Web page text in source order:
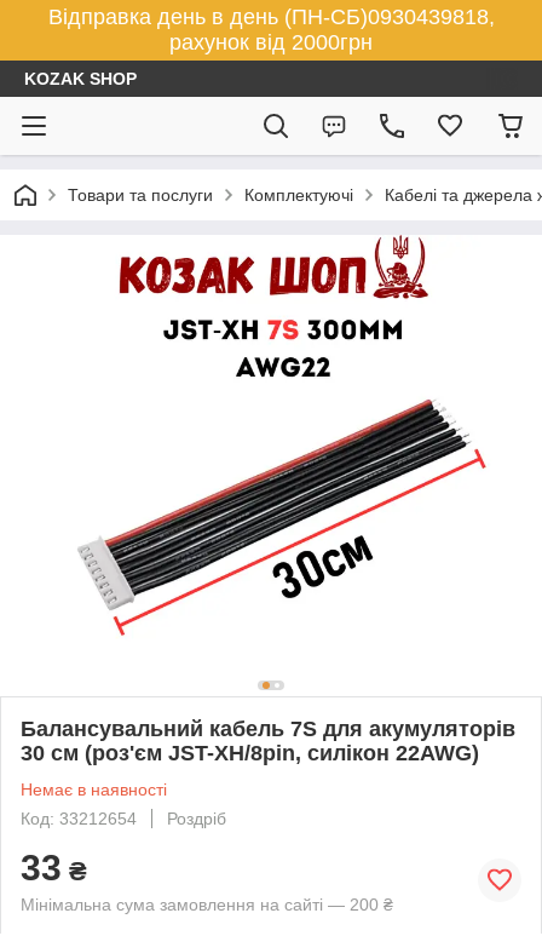
Відправка день в день (ПН-СБ)0930439818,
рахунок від 2000грн
KOZAK SHOP
Товари та послуги Комплектуючі Кабелі та джерела
Балансувальний кабель 7S для акумуляторів
30 см (роз'єм JST-XH/8pin, силікон 22AWG)
Немає в наявності
Код: 33212654
Роздріб
33 ₴
Мінімальна сума замовлення на сайті — 200 ₴